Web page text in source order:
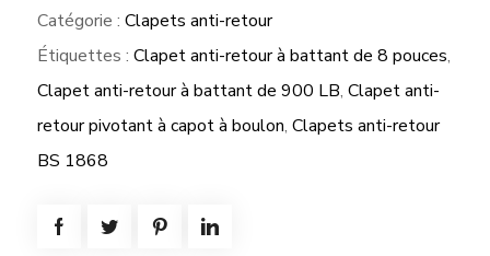
Catégorie : Clapets anti-retour
Étiquettes : Clapet anti-retour à battant de 8 pouces,
Clapet anti-retour à battant de 900 LB, Clapet anti-
retour pivotant à capot à boulon, Clapets anti-retour
BS 1868